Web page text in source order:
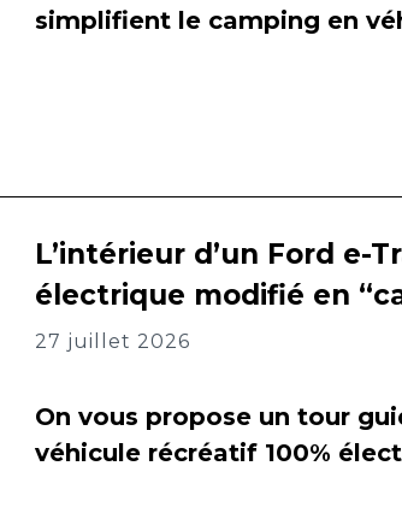
simplifient le camping en
L’intérieur d’un Ford e-
électrique modifié en
27 juillet 2026
On vous propose un tour
véhicule récréatif 100%